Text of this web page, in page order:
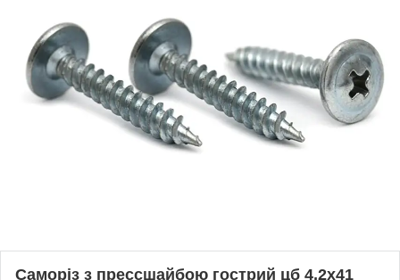
Саморіз з прессшайбою гострий цб 4,2х41